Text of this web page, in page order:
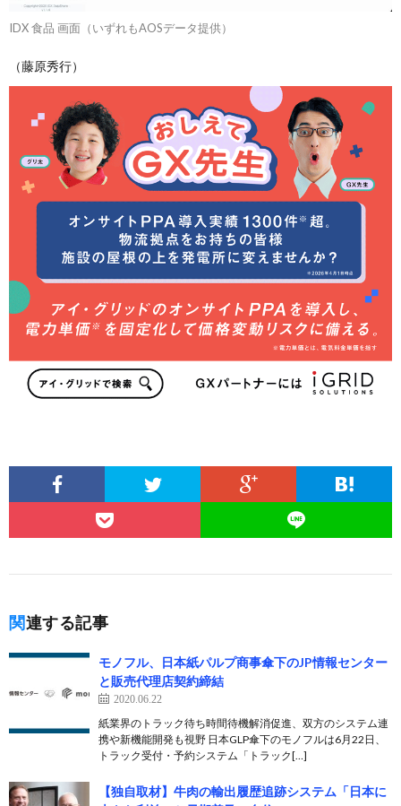
IDX 食品 画面（いずれもAOSデータ提供）
（藤原秀行）
関連する記事
モノフル、日本紙パルプ商事傘下のJP情報センター
と販売代理店契約締結
2020.06.22
紙業界のトラック待ち時間待機解消促進、双方のシステム連
携や新機能開発も視野 日本GLP傘下のモノフルは6月22日、
トラック受付・予約システム「トラック[…]
【独自取材】牛肉の輸出履歴追跡システム「日本に